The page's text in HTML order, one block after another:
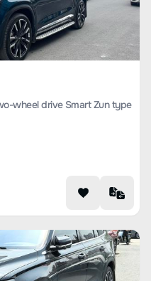
wheel drive Smart Zun type